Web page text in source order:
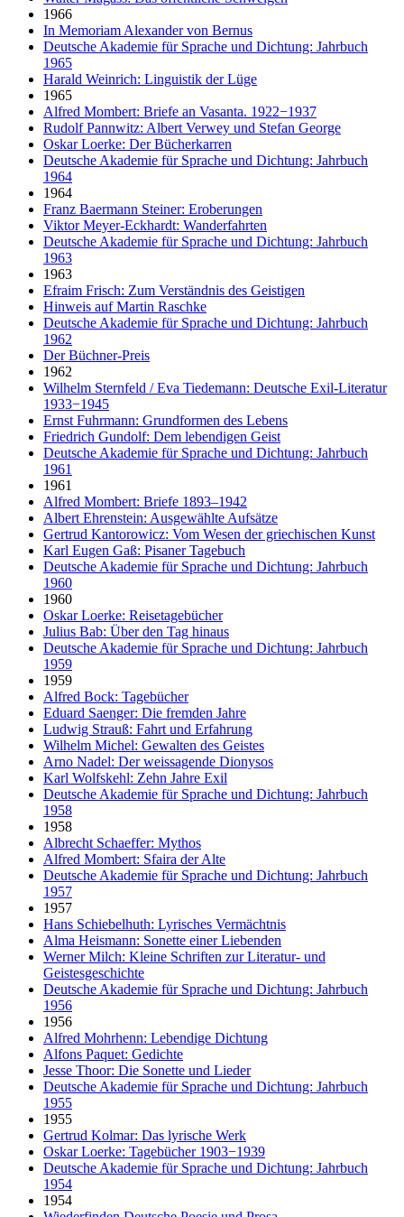
1966
In Memoriam Alexander von Bernus
Deutsche Akademie für Sprache und Dichtung: Jahrbuch
1965
Harald Weinrich: Linguistik der Lüge
1965
Alfred Mombert: Briefe an Vasanta. 1922−1937
Rudolf Pannwitz: Albert Verwey und Stefan George
Oskar Loerke: Der Bücherkarren
Deutsche Akademie für Sprache und Dichtung: Jahrbuch
1964
1964
Franz Baermann Steiner: Eroberungen
Viktor Meyer-Eckhardt: Wanderfahrten
Deutsche Akademie für Sprache und Dichtung: Jahrbuch
1963
1963
Efraim Frisch: Zum Verständnis des Geistigen
Hinweis auf Martin Raschke
Deutsche Akademie für Sprache und Dichtung: Jahrbuch
1962
Der Büchner-Preis
1962
Wilhelm Sternfeld / Eva Tiedemann: Deutsche Exil-Literatur
1933−1945
Ernst Fuhrmann: Grundformen des Lebens
Friedrich Gundolf: Dem lebendigen Geist
Deutsche Akademie für Sprache und Dichtung: Jahrbuch
1961
1961
Alfred Mombert: Briefe 1893–1942
Albert Ehrenstein: Ausgewählte Aufsätze
Gertrud Kantorowicz: Vom Wesen der griechischen Kunst
Karl Eugen Gaß: Pisaner Tagebuch
Deutsche Akademie für Sprache und Dichtung: Jahrbuch
1960
1960
Oskar Loerke: Reisetagebücher
Julius Bab: Über den Tag hinaus
Deutsche Akademie für Sprache und Dichtung: Jahrbuch
1959
1959
Alfred Bock: Tagebücher
Eduard Saenger: Die fremden Jahre
Ludwig Strauß: Fahrt und Erfahrung
Wilhelm Michel: Gewalten des Geistes
Arno Nadel: Der weissagende Dionysos
Karl Wolfskehl: Zehn Jahre Exil
Deutsche Akademie für Sprache und Dichtung: Jahrbuch
1958
1958
Albrecht Schaeffer: Mythos
Alfred Mombert: Sfaira der Alte
Deutsche Akademie für Sprache und Dichtung: Jahrbuch
1957
1957
Hans Schiebelhuth: Lyrisches Vermächtnis
Alma Heismann: Sonette einer Liebenden
Werner Milch: Kleine Schriften zur Literatur- und
Geistesgeschichte
Deutsche Akademie für Sprache und Dichtung: Jahrbuch
1956
1956
Alfred Mohrhenn: Lebendige Dichtung
Alfons Paquet: Gedichte
Jesse Thoor: Die Sonette und Lieder
Deutsche Akademie für Sprache und Dichtung: Jahrbuch
1955
1955
Gertrud Kolmar: Das lyrische Werk
Oskar Loerke: Tagebücher 1903−1939
Deutsche Akademie für Sprache und Dichtung: Jahrbuch
1954
1954